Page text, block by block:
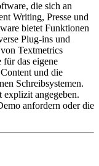
die sich an
Writing, Presse und
bietet Funktionen
Plug-ins und
Textmetrics
für das eigene
und die
Schreibsystemen.
angegeben.
anfordern oder die